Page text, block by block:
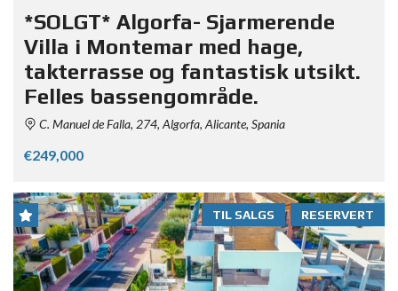
*SOLGT* Algorfa- Sjarmerende
Villa i Montemar med hage,
takterrasse og fantastisk utsikt.
Felles bassengområde.
C. Manuel de Falla, 274, Algorfa, Alicante, Spania
€249,000
RESERVERT
TIL SALGS